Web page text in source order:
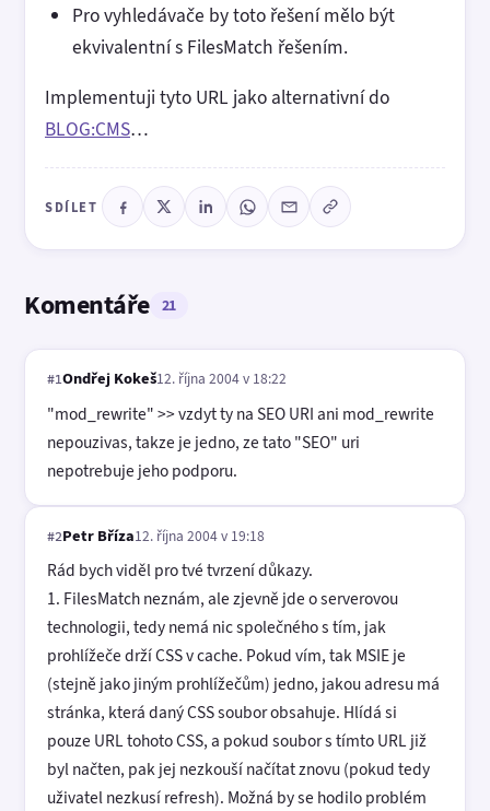
Pro vyhledávače by toto řešení mělo být
ekvivalentní s FilesMatch řešením.
Implementuji tyto URL jako alternativní do
BLOG:CMS…
SDÍLET
Komentáře 21
#1Ondřej Kokeš12. října 2004 v 18:22
"mod_rewrite" >> vzdyt ty na SEO URI ani mod_rewrite
nepouzivas, takze je jedno, ze tato "SEO" uri
nepotrebuje jeho podporu.
#2Petr Bříza12. října 2004 v 19:18
Rád bych viděl pro tvé tvrzení důkazy.
1. FilesMatch neznám, ale zjevně jde o serverovou
technologii, tedy nemá nic společného s tím, jak
prohlížeče drží CSS v cache. Pokud vím, tak MSIE je
(stejně jako jiným prohlížečům) jedno, jakou adresu má
stránka, která daný CSS soubor obsahuje. Hlídá si
pouze URL tohoto CSS, a pokud soubor s tímto URL již
byl načten, pak jej nezkouší načítat znovu (pokud tedy
uživatel nezkusí refresh). Možná by se hodilo problém